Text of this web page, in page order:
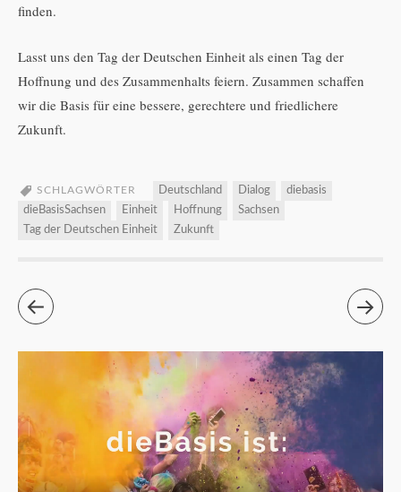
finden.
Lasst uns den Tag der Deutschen Einheit als einen Tag der
Hoffnung und des Zusammenhalts feiern. Zusammen schaffen
wir die Basis für eine bessere, gerechtere und friedlichere
Zukunft.
SCHLAGWÖRTER Deutschland Dialog
diebasis
dieBasisSachsen
Einheit Hoffnung
Sachsen
Tag der Deutschen Einheit
Zukunft